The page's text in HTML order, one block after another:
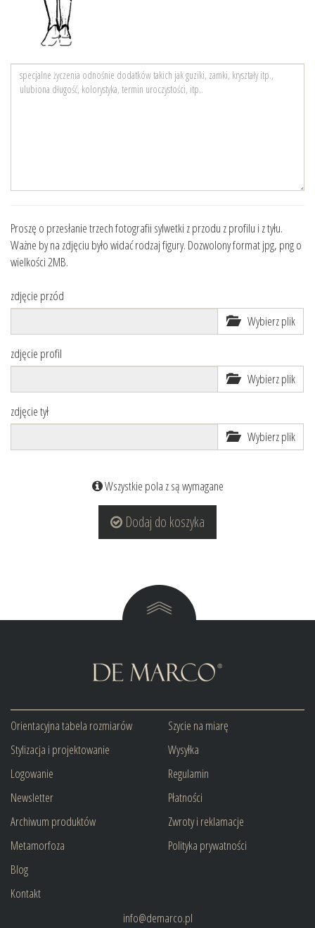
Proszę o przesłanie trzech fotografii sylwetki z przodu z profilu i z tyłu.
Ważne by na zdjęciu było widać rodzaj figury. Dozwolony format jpg, png o
wielkości 2MB.
zdjęcie przód
Wybierz plik
zdjęcie profil
Wybierz plik
zdjęcie tył
Wybierz plik
Wszystkie pola z są wymagane
Dodaj do koszyka
Orientacyjna tabela rozmiarów
Stylizacja i projektowanie
Logowanie
Newsletter
Archiwum produktów
Metamorfoza
Blog
Kontakt
Szycie na miarę
Wysyłka
Regulamin
Płatności
Zwroty i reklamacje
Polityka prywatności
info@demarco.pl